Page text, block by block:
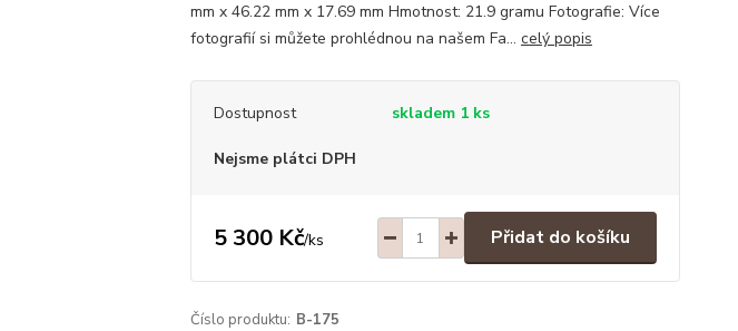
mm x 46.22 mm x 17.69 mm Hmotnost: 21.9 gramu Fotografie: Více
fotografií si můžete prohlédnou na našem Fa... celý popis
Dostupnost skladem 1 ks
Nejsme plátci DPH
5 300 Kč/ks Přidat do košíku
Číslo produktu: B-175